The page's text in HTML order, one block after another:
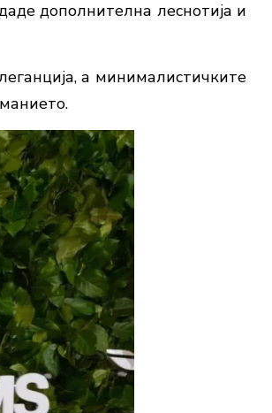
дополнителна леснотија и
а минималистичките